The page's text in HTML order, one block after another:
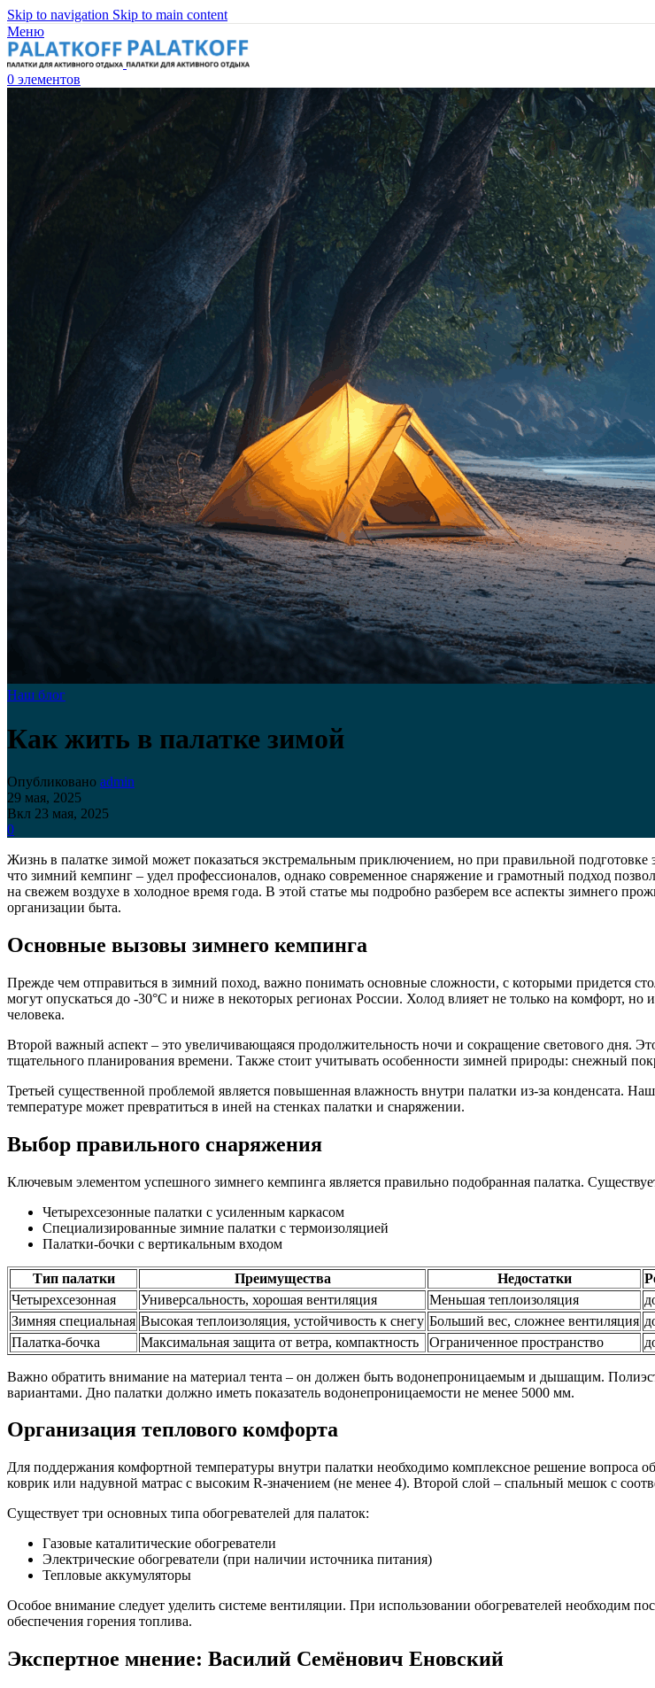
Skip to navigation Skip to main content
Меню
0 элементов
Наш блог
Как жить в палатке зимой
Опубликовано admin
29 мая, 2025
Вкл 23 мая, 2025
0
Жизнь в палатке зимой может показаться экстремальным приключением, но при правильной
что зимний кемпинг – удел профессионалов, однако современное снаряжение и грамотный подход
на свежем воздухе в холодное время года. В этой статье мы подробно разберем все аспекты зимнего
организации быта.
Основные вызовы зимнего кемпинга
Прежде чем отправиться в зимний поход, важно понимать основные сложности, с которыми придется
могут опускаться до -30°C и ниже в некоторых регионах России. Холод влияет не только на комфорт, но
человека.
Второй важный аспект – это увеличивающаяся продолжительность ночи и сокращение светового дня.
тщательного планирования времени. Также стоит учитывать особенности зимней природы: снежный
Третьей существенной проблемой является повышенная влажность внутри палатки из-за конденсата.
температуре может превратиться в иней на стенках палатки и снаряжении.
Выбор правильного снаряжения
Ключевым элементом успешного зимнего кемпинга является правильно подобранная палатка.
Четырехсезонные палатки с усиленным каркасом
Специализированные зимние палатки с термоизоляцией
Палатки-бочки с вертикальным входом
Тип палатки Преимущества Недостатки
Четырехсезонная
Универсальность, хорошая вентиляция Меньшая теплоизоляция
Зимняя специальная Высокая теплоизоляция, устойчивость к снегу Больший вес, сложнее вентиляция
Палатка-бочка
Максимальная защита от ветра, компактность Ограниченное пространство
Важно обратить внимание на материал тента – он должен быть водонепроницаемым и дышащим.
вариантами. Дно палатки должно иметь показатель водонепроницаемости не менее 5000 мм.
Организация теплового комфорта
Для поддержания комфортной температуры внутри палатки необходимо комплексное решение
коврик или надувной матрас с высоким R-значением (не менее 4). Второй слой – спальный мешок с
Существует три основных типа обогревателей для палаток:
Газовые каталитические обогреватели
Электрические обогреватели (при наличии источника питания)
Тепловые аккумуляторы
Особое внимание следует уделить системе вентиляции. При использовании обогревателей необходим
обеспечения горения топлива.
Экспертное мнение: Василий Семёнович Еновский